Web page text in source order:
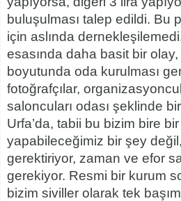
buluşulması talep edildi. Bu
için aslında
esasında daha basit bir
boyutunda oda kurulması
fotoğrafçılar,
saloncuları odası şeklinde
Urfa’da, tabii bu bizim bire
yapabileceğimiz bir şey
gerektiriyor, zaman ve efor
gerekiyor. Resmi bir kurum
bizim siviller olarak tek